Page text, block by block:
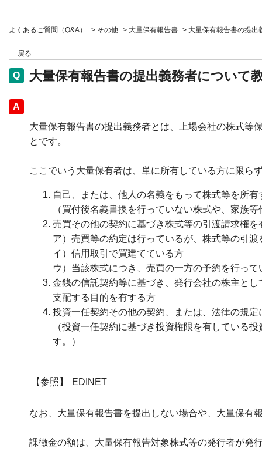
よくあるご質問（Q&A） > その他 > 大量保有報告書 > 大量保有報告書の提出
戻る
大量保有報告書の提出義務者について
回答
大量保有報告書の提出義務者とは、上場会社の株式等
とです。
ここでいう大量保有者は、単に所有している方に限ら
自己、または、他人の名義をもって株式等を所有
（買付後名義書換を行っていない株式や、家族
売買その他の契約に基づき株式等の引渡請求権を
ア）売買等の約定は行っているが、株式等の引渡
イ）信用取引で買建てている方
ウ）当該株式につき、売買の一方の予約を行っ
金銭の信託契約等に基づき、発行会社の株主と
支配する目的を有する方
投資一任契約その他の契約、または、法律の規
（投資一任契約に基づき投資権限を有している
す。）
【参照】 EDINET
なお、大量保有報告書を提出しない場合や、大量保有
課徴金の額は、大量保有報告対象株式等の発行者が発